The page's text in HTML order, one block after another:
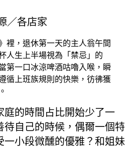
／各店家
裡，退休第一天的主人翁午間
人生上半場視為「禁忌」的
第一口冰涼啤酒咕嚕入喉，瞬
循上班族規則的快樂，彷彿獲
庭的時間占比開始少了一
待自己的時候，偶爾一個特
一小段微醺的優雅？和姐妹